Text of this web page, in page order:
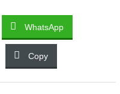
WhatsApp
Copy